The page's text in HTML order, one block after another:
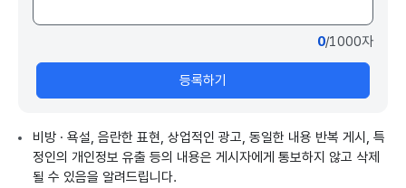
0/1000자
등록하기
비방 · 욕설, 음란한 표현, 상업적인 광고, 동일한 내용 반복 게시, 특
정인의 개인정보 유출 등의 내용은 게시자에게 통보하지 않고 삭제
될 수 있음을 알려드립니다.